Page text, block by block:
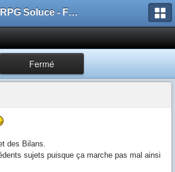
RPG Soluce - Forum
Fermé
des Bilans.
sujets puisque ça marche pas mal ainsi